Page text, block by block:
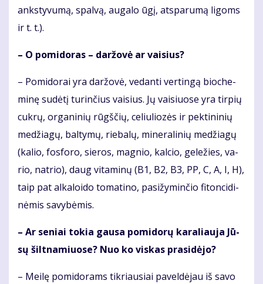
anks­ty­vu­mą, spal­vą, au­ga­lo ūgį, at­spa­ru­mą li­goms
ir t. t.).
– O po­mi­do­ras – dar­žo­vė ar vai­sius?
– Po­mi­do­rai yra dar­žo­vė, ve­dan­ti ver­tin­gą bio­che­
mi­nę su­dė­tį tu­rin­čius vai­sius. Jų vai­siuo­se yra tir­pių
cuk­rų, or­ga­ni­nių rūgš­čių, ce­liu­lio­zės ir pek­ti­ni­nių
me­džia­gų, bal­ty­mų, rie­ba­lų, mi­ne­ra­li­nių me­džia­gų
(ka­lio, fos­fo­ro, sie­ros, mag­nio, kal­cio, ge­le­žies, va­
rio, nat­rio), daug vi­ta­mi­nų (B1, B2, B3, PP, C, A, I, H),
taip pat al­ka­loi­do to­ma­ti­no, pa­si­žy­min­čio fi­ton­ci­di­
nė­mis sa­vy­bė­mis.
– Ar se­niai to­kia gau­sa po­mi­do­rų ka­ra­liau­ja Jū­
sų šilt­na­miuo­se? Nuo ko vis­kas pra­si­dė­jo?
– Mei­lę po­mi­do­rams tik­riau­siai pa­vel­dė­jau iš sa­vo